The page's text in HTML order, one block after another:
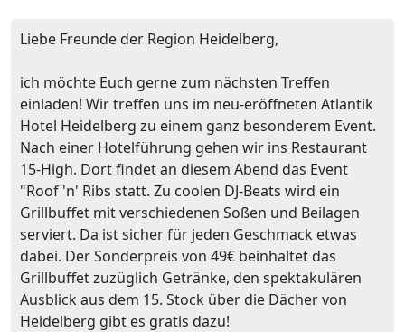
Liebe Freunde der Region Heidelberg,
ich möchte Euch gerne zum nächsten Treffen
einladen! Wir treffen uns im neu-eröffneten Atlantik
Hotel Heidelberg zu einem ganz besonderem Event.
Nach einer Hotelführung gehen wir ins Restaurant
15-High. Dort findet an diesem Abend das Event
"Roof 'n' Ribs statt. Zu coolen DJ-Beats wird ein
Grillbuffet mit verschiedenen Soßen und Beilagen
serviert. Da ist sicher für jeden Geschmack etwas
dabei. Der Sonderpreis von 49€ beinhaltet das
Grillbuffet zuzüglich Getränke, den spektakulären
Ausblick aus dem 15. Stock über die Dächer von
Heidelberg gibt es gratis dazu!